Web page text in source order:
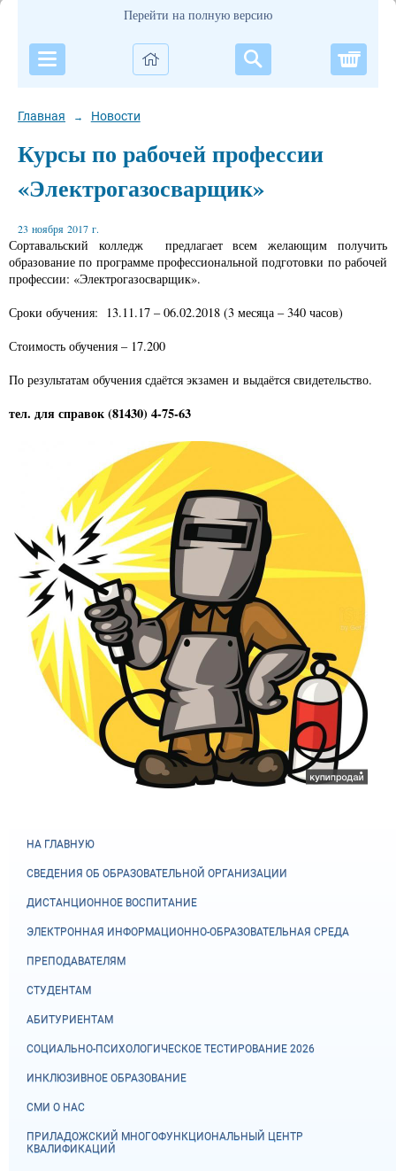
Перейти на полную версию
Главная → Новости
Курсы по рабочей профессии
«Электрогазосварщик»
23 ноября 2017 г.
Сортавальский колледж предлагает всем желающим получить
образование по программе профессиональной подготовки по рабочей
профессии: «Электрогазосварщик».
Сроки обучения: 13.11.17 – 06.02.2018 (3 месяца – 340 часов)
Стоимость обучения – 17.200
По результатам обучения сдаётся экзамен и выдаётся свидетельство.
тел. для справок (81430) 4-75-63
НА ГЛАВНУЮ
СВЕДЕНИЯ ОБ ОБРАЗОВАТЕЛЬНОЙ ОРГАНИЗАЦИИ
ДИСТАНЦИОННОЕ ВОСПИТАНИЕ
ЭЛЕКТРОННАЯ ИНФОРМАЦИОННО-ОБРАЗОВАТЕЛЬНАЯ СРЕДА
ПРЕПОДАВАТЕЛЯМ
СТУДЕНТАМ
АБИТУРИЕНТАМ
СОЦИАЛЬНО-ПСИХОЛОГИЧЕСКОЕ ТЕСТИРОВАНИЕ 2026
ИНКЛЮЗИВНОЕ ОБРАЗОВАНИЕ
СМИ О НАС
ПРИЛАДОЖСКИЙ МНОГОФУНКЦИОНАЛЬНЫЙ ЦЕНТР
КВАЛИФИКАЦИЙ